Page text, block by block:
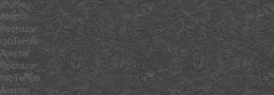
shuffle
Aceptar
Rechazar
rgbToHsb
Aceptar
Rechazar
hsbToRgb
Aceptar